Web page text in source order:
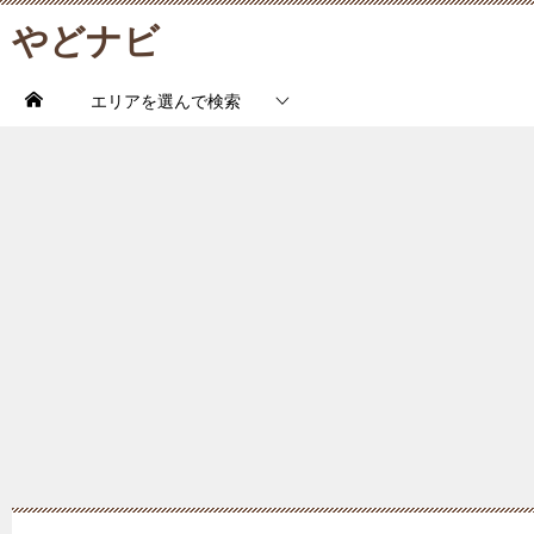
やどナビ
エリアを選んで検索